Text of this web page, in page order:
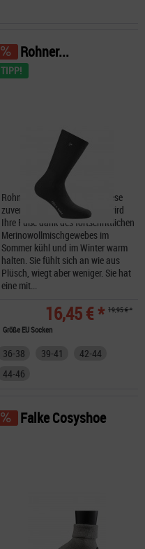
TIPP!
Rohner Fibre Light SuperR Diese
zuverlässige Outdoor-Socke wird
Ihre Füße dank des fortschrittlichen
Merinowollmischgewebes im
Sommer kühl und im Winter warm
halten. Sie fühlt sich an wie aus
Plüsch, wiegt aber weniger. Sie hat
eine mit...
16,45 € * 19,95 € *
Rohner...
Größe EU Socken
36-38 39-41
42-44
44-46
Falke Cosyshoe